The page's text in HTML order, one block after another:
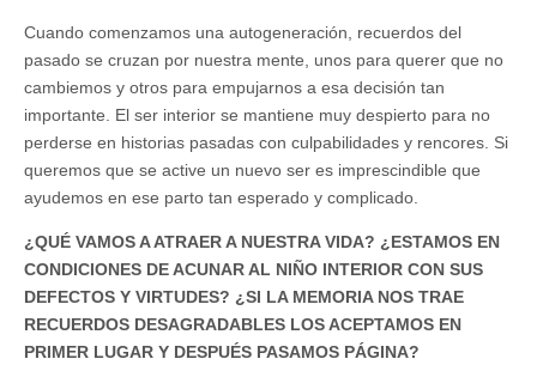
Cuando comenzamos una autogeneración, recuerdos del
pasado se cruzan por nuestra mente, unos para querer que no
cambiemos y otros para empujarnos a esa decisión tan
importante. El ser interior se mantiene muy despierto para no
perderse en historias pasadas con culpabilidades y rencores. Si
queremos que se active un nuevo ser es imprescindible que
ayudemos en ese parto tan esperado y complicado.
¿QUÉ VAMOS A ATRAER A NUESTRA VIDA? ¿ESTAMOS EN
CONDICIONES DE ACUNAR AL NIÑO INTERIOR CON SUS
DEFECTOS Y VIRTUDES? ¿SI LA MEMORIA NOS TRAE
RECUERDOS DESAGRADABLES LOS ACEPTAMOS EN
PRIMER LUGAR Y DESPUÉS PASAMOS PÁGINA?